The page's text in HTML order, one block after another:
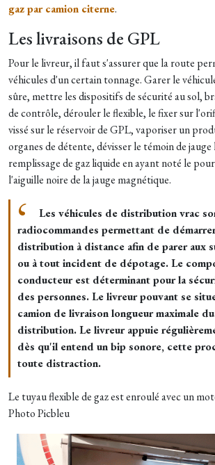
gaz par camion citerne.
Les livraisons de GPL
Pour le livreur, il faut s'assurer que la route
véhicules d'un certain tonnage. Garer le
sûre, mettre les dispositifs de sécurité au sol,
de contrôle, dérouler le flexible, le fixer sur
vissé sur le réservoir de GPL, vaporiser un
organes de détente, dévisser le témoin de
remplissage de gaz liquide en ayant noté le
l'aiguille noire de la jauge magnétique.
Les véhicules de distribution vrac
radiocommandes permettant de
distribution à distance afin de parer aux
ou à tout incident de dépotage. Le
conducteur est déterminant pour la
des personnes. Le livreur pouvant se
camion de livraison longueur maximale
distribution. Le livreur appuie
dès qu'il entend un bip sonore, cette
toute distraction.
Le tuyau flexible de gaz est enroulé avec un
Photo Picbleu